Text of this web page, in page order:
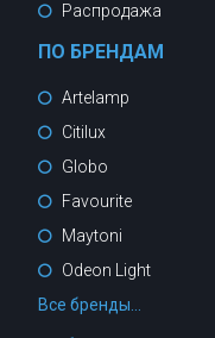
Распродажа
ПО БРЕНДАМ
Artelamp
Citilux
Globo
Favourite
Maytoni
Odeon Light
Все бренды...